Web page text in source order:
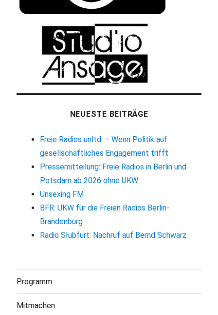
NEUESTE BEITRÄGE
Freie Radios unltd. – Wenn Politik auf
gesellschaftliches Engagement trifft
Pressemitteilung: Freie Radios in Berlin und
Potsdam ab 2026 ohne UKW
Unsexing FM
BFR: UKW für die Freien Radios Berlin-
Brandenburg
Radio Słubfurt: Nachruf auf Bernd Schwarz
Programm
Mitmachen